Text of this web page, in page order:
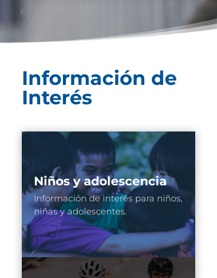
Información de
Interés
Niños y adolescencia
Información de interés para niños,
niñas y adolescentes.